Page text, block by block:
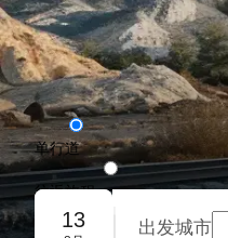
单行道
往返旅程
13 出发城市